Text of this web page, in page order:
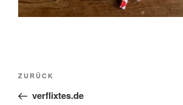
Beitragsnavigation
Vorheriger
Beitrag
ZURÜCK
verflixtes.de